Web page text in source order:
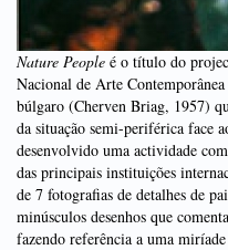
Nature People é o título do
Nacional de Arte
búlgaro (Cherven Briag, 1957)
da situação semi-periférica face
desenvolvido uma actividade
das principais instituições
de 7 fotografias de detalhes de
minúsculos desenhos que
fazendo referência a uma miríade